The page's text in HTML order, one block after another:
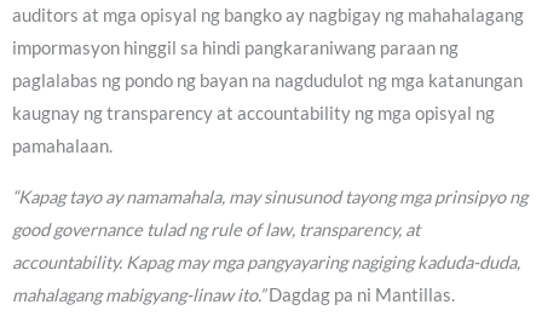
auditors at mga opisyal ng bangko ay nagbigay ng mahahalagang
impormasyon hinggil sa hindi pangkaraniwang paraan ng
paglalabas ng pondo ng bayan na nagdudulot ng mga katanungan
kaugnay ng transparency at accountability ng mga opisyal ng
pamahalaan.
“Kapag tayo ay namamahala, may sinusunod tayong mga prinsipyo ng
good governance tulad ng rule of law, transparency, at
accountability. Kapag may mga pangyayaring nagiging kaduda-duda,
mahalagang mabigyang-linaw ito.”Dagdag pa ni Mantillas.